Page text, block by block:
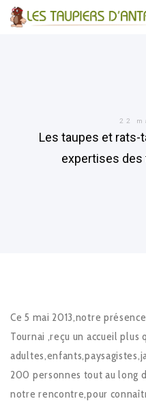
22
Les taupes et
expertises des
Ce 5 mai 2013,notre
Tournai ,reçu un accueil
200 personnes tout au long
notre rencontre,pour